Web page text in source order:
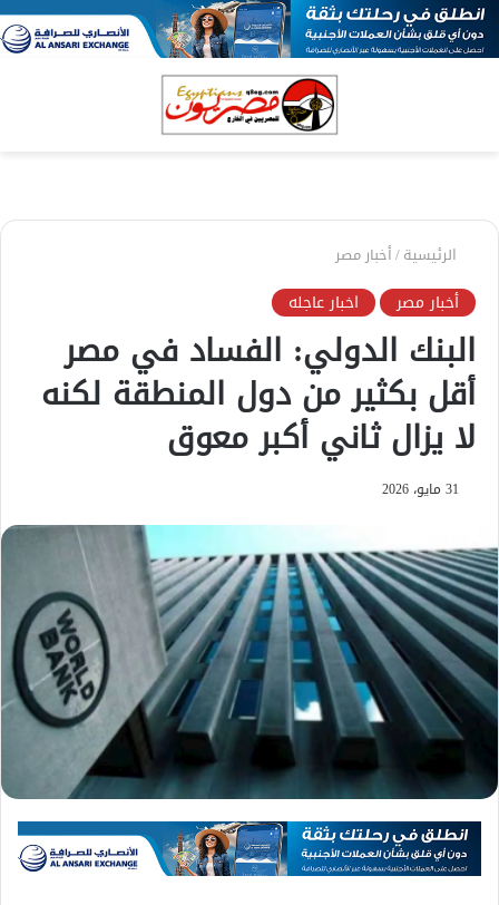
الرئيسية/أخبار مصر
أخبار مصر اخبار عاجله
البنك الدولي: الفساد في مصر
أقل بكثير من دول المنطقة لكنه
لا يزال ثاني أكبر معوق
31 مايو، 2026